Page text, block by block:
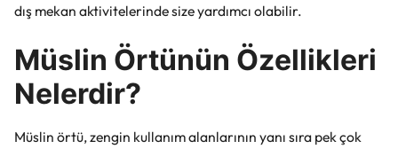
dış mekan aktivitelerinde size yardımcı olabilir.
Müslin Örtünün Özellikleri
Nelerdir?
Müslin örtü, zengin kullanım alanlarının yanı sıra pek çok